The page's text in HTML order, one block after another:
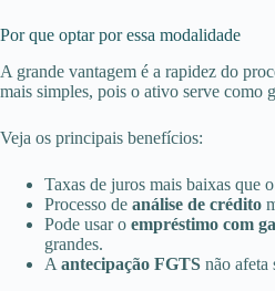
Por que optar por essa modalidade
A grande vantagem é a rapidez do
mais simples, pois o ativo serve como
Veja os principais benefícios:
Taxas de juros mais baixas que
Processo de análise de crédito
Pode usar o empréstimo com
grandes.
A antecipação FGTS não afeta